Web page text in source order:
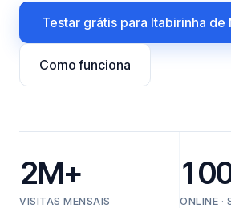
Testar grátis para Itabirinha
Como funciona
2M+
VISITAS MENSAIS ONLINE ·